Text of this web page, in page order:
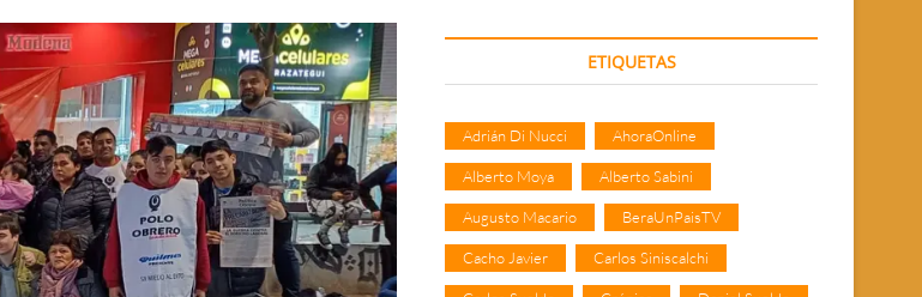
ETIQUETAS
Adrián Di Nucci AhoraOnline
Alberto Moya Alberto Sabini
Augusto Macario BeraUnPaisTV
Cacho Javier Carlos Siniscalchi